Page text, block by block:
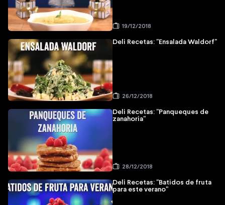
19/12/2018
Deli Recetas: "Ensalada Waldorf"
26/12/2018
Deli Recetas: "Panqueques de
zanahoria"
28/12/2018
Deli Recetas: "Batidos de fruta
para este verano"